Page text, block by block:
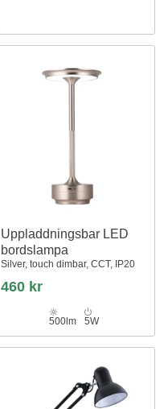
Uppladdningsbar LED
bordslampa
Silver, touch dimbar, CCT, IP20
460 kr
500lm 5W